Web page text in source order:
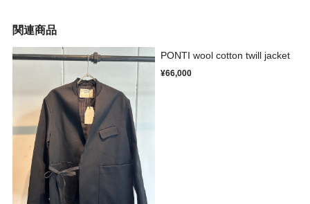
関連商品
PONTI wool cotton twill jacket
¥66,000